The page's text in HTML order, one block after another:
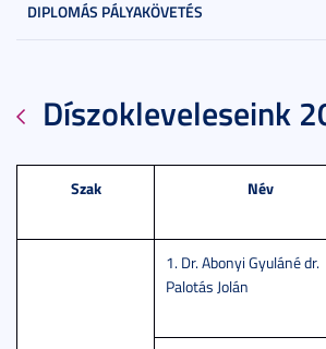
DIPLOMÁS PÁLYAKÖVETÉS
Díszokleveleseink
Szak Név
1. Dr. Abonyi Gyuláné dr.
Palotás Jolán